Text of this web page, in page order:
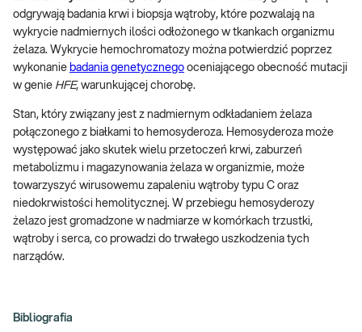
odgrywają badania krwi i biopsja wątroby, które pozwalają na
wykrycie nadmiernych ilości odłożonego w tkankach organizmu
żelaza. Wykrycie hemochromatozy można potwierdzić poprzez
wykonanie badania genetycznego oceniającego obecność mutacji
w genie HFE, warunkującej chorobę.
Stan, który związany jest z nadmiernym odkładaniem żelaza
połączonego z białkami to hemosyderoza. Hemosyderoza może
występować jako skutek wielu przetoczeń krwi, zaburzeń
metabolizmu i magazynowania żelaza w organizmie, może
towarzyszyć wirusowemu zapaleniu wątroby typu C oraz
niedokrwistości hemolitycznej. W przebiegu hemosyderozy
żelazo jest gromadzone w nadmiarze w komórkach trzustki,
wątroby i serca, co prowadzi do trwałego uszkodzenia tych
narządów.
Bibliografia